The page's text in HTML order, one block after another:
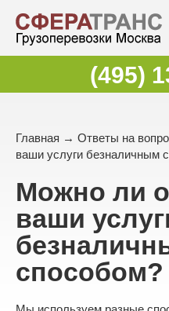
(495)
Главная → Ответы на
ваши услуги безналичным
Можно ли
ваши
способом?